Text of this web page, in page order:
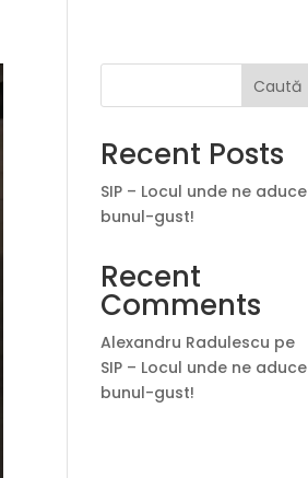
Caută
Recent Posts
SIP – Locul unde ne aduce
bunul-gust!
Recent
Comments
Alexandru Radulescu pe
SIP – Locul unde ne aduce
bunul-gust!